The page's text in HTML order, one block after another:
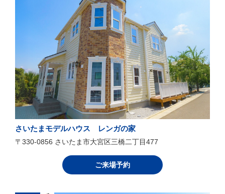
さいたまモデルハウス レンガの家
〒330-0856 さいたま市大宮区三橋二丁目477
ご来場予約